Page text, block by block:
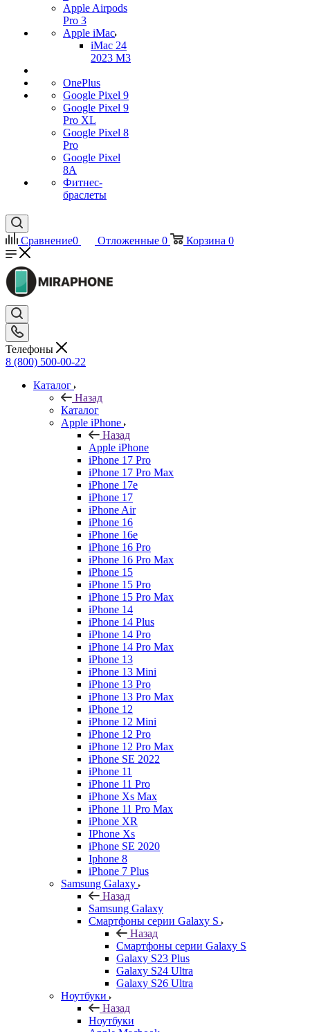
Apple Airpods
Pro 3
Apple iMac
iMac 24
2023 M3
OnePlus
Google Pixel 9
Google Pixel 9
Pro XL
Google Pixel 8
Pro
Google Pixel
8A
Фитнес-
браслеты
Сравнение0 Отложенные 0 Корзина 0
Телефоны
8 (800) 500-00-22
Каталог
Назад
Каталог
Apple iPhone
Назад
Apple iPhone
iPhone 17 Pro
iPhone 17 Pro Max
iPhone 17e
iPhone 17
iPhone Air
iPhone 16
iPhone 16e
iPhone 16 Pro
iPhone 16 Pro Max
iPhone 15
iPhone 15 Pro
iPhone 15 Pro Max
iPhone 14
iPhone 14 Plus
iPhone 14 Pro
iPhone 14 Pro Max
iPhone 13
iPhone 13 Mini
iPhone 13 Pro
iPhone 13 Pro Max
iPhone 12
iPhone 12 Mini
iPhone 12 Pro
iPhone 12 Pro Max
iPhone SE 2022
iPhone 11
iPhone 11 Pro
iPhone Xs Max
iPhone 11 Pro Max
iPhone XR
IPhone Xs
iPhone SE 2020
Iphone 8
iPhone 7 Plus
Samsung Galaxy
Назад
Samsung Galaxy
Смартфоны серии Galaxy S
Назад
Смартфоны серии Galaxy S
Galaxy S23 Plus
Galaxy S24 Ultra
Galaxy S26 Ultra
Ноутбуки
Назад
Ноутбуки